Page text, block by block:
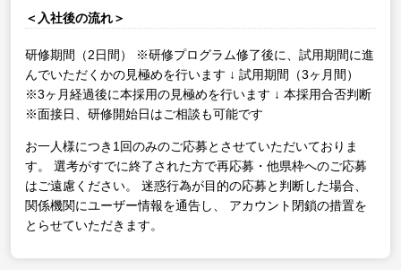
＜入社後の流れ＞
研修期間（2日間）
※研修プログラム修了後に、試用期間に進
んでいただくかの見極めを行います ↓ 試用期間（3ヶ月間）
※3ヶ月経過後に本採用の見極めを行います ↓ 本採用合否判断
※面接日、研修開始日はご相談も可能です
お一人様につき1回のみのご応募とさせていただいておりま
す。
選考がすでに終了された方で再応募・他県枠へのご応募
はご遠慮ください。
迷惑行為が目的の応募と判断した場合、
関係機関にユーザー情報を通告し、
アカウント閉鎖の措置を
とらせていただきます。